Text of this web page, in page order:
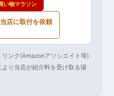
い物マラソン
当店に取付を依頼
リンク(Amazonアソシエイト等)
り当店が紹介料を受け取る場